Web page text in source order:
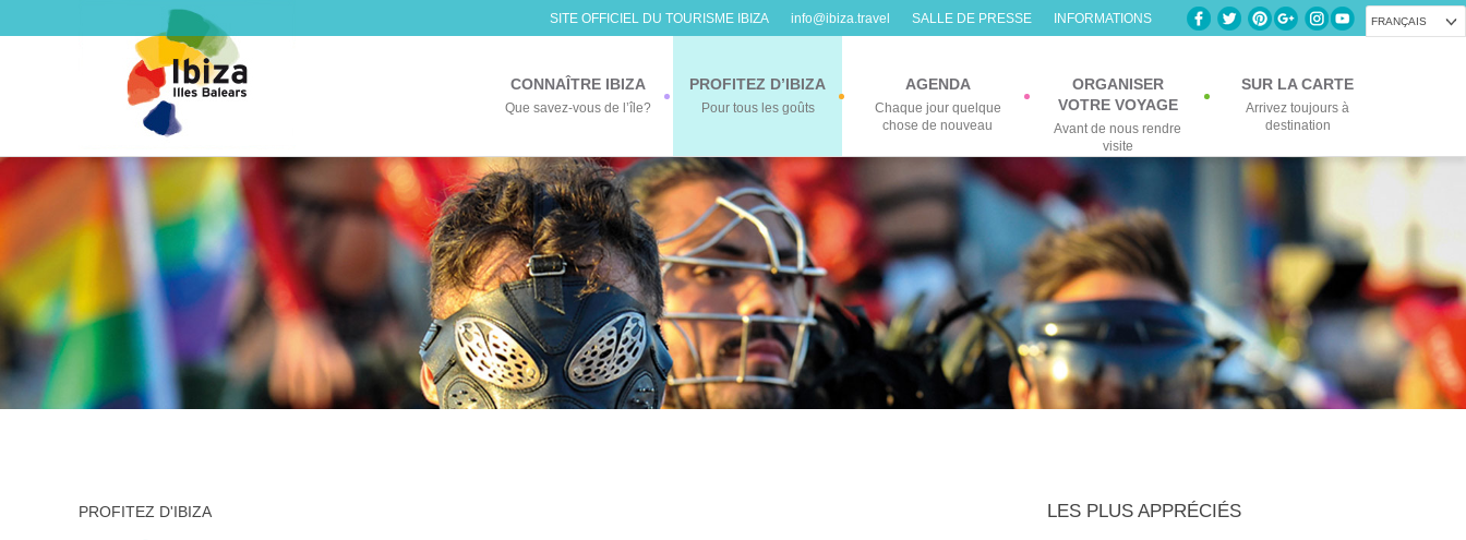
FRANÇAIS
SITE OFFICIEL DU TOURISME IBIZA info@ibiza.travel SALLE DE PRESSE INFORMATIONS
CONNAÎTRE IBIZA
Que savez-vous de l’île?
PROFITEZ D’IBIZA
Pour tous les goûts
AGENDA
Chaque jour quelque
chose de nouveau
ORGANISER
VOTRE VOYAGE
Avant de nous rendre
visite
SUR LA CARTE
Arrivez toujours à
destination
PROFITEZ D'IBIZA LES PLUS APPRÉCIÉS